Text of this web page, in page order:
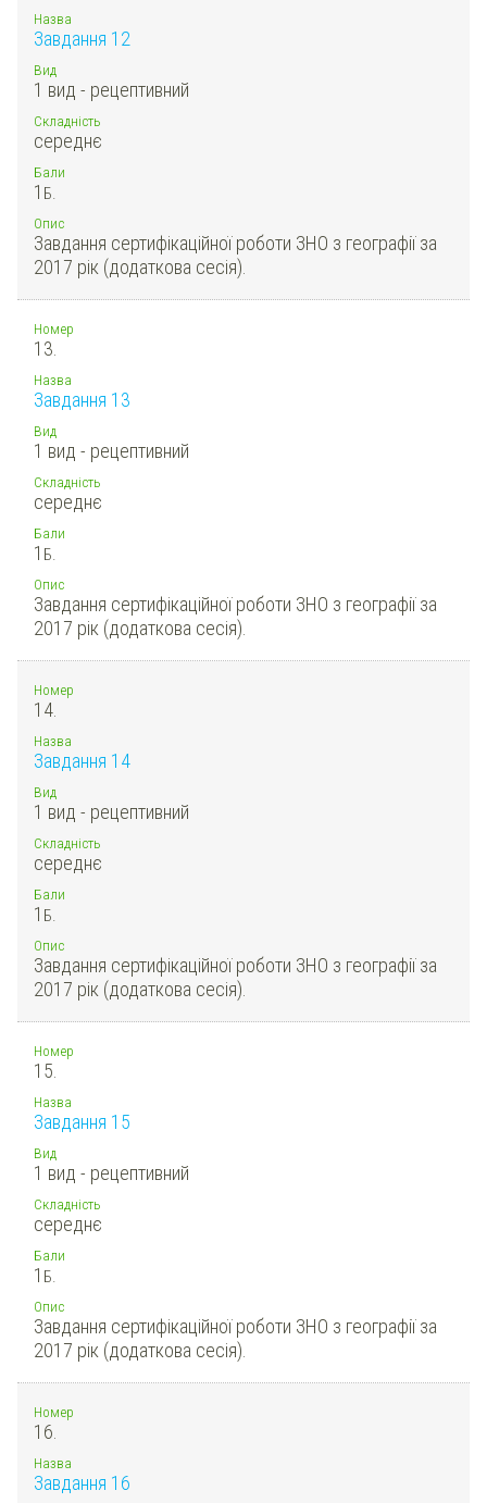
Назва
Завдання 12
Вид
1 вид - рецептивний
Складність
середнє
Бали
1 Б.
Опис
Завдання сертифікаційної роботи ЗНО з географії за
2017 рік (додаткова сесія).
Номер
13.
Назва
Завдання 13
Вид
1 вид - рецептивний
Складність
середнє
Бали
1 Б.
Опис
Завдання сертифікаційної роботи ЗНО з географії за
2017 рік (додаткова сесія).
Номер
14.
Назва
Завдання 14
Вид
1 вид - рецептивний
Складність
середнє
Бали
1 Б.
Опис
Завдання сертифікаційної роботи ЗНО з географії за
2017 рік (додаткова сесія).
Номер
15.
Назва
Завдання 15
Вид
1 вид - рецептивний
Складність
середнє
Бали
1 Б.
Опис
Завдання сертифікаційної роботи ЗНО з географії за
2017 рік (додаткова сесія).
Номер
16.
Назва
Завдання 16